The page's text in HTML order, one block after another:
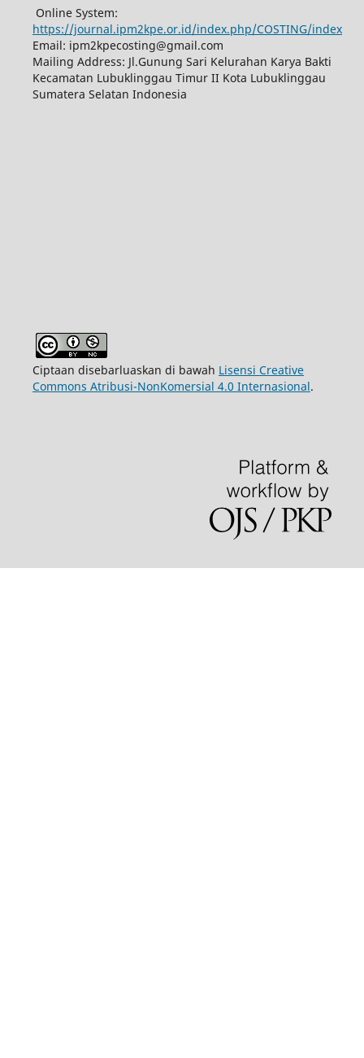
Online System:
https://journal.ipm2kpe.or.id/index.php/COSTING/index
Email: ipm2kpecosting@gmail.com
Mailing Address: Jl.Gunung Sari Kelurahan Karya Bakti
Kecamatan Lubuklinggau Timur II Kota Lubuklinggau
Sumatera Selatan Indonesia
Ciptaan disebarluaskan di bawah Lisensi Creative
Commons Atribusi-NonKomersial 4.0 Internasional.